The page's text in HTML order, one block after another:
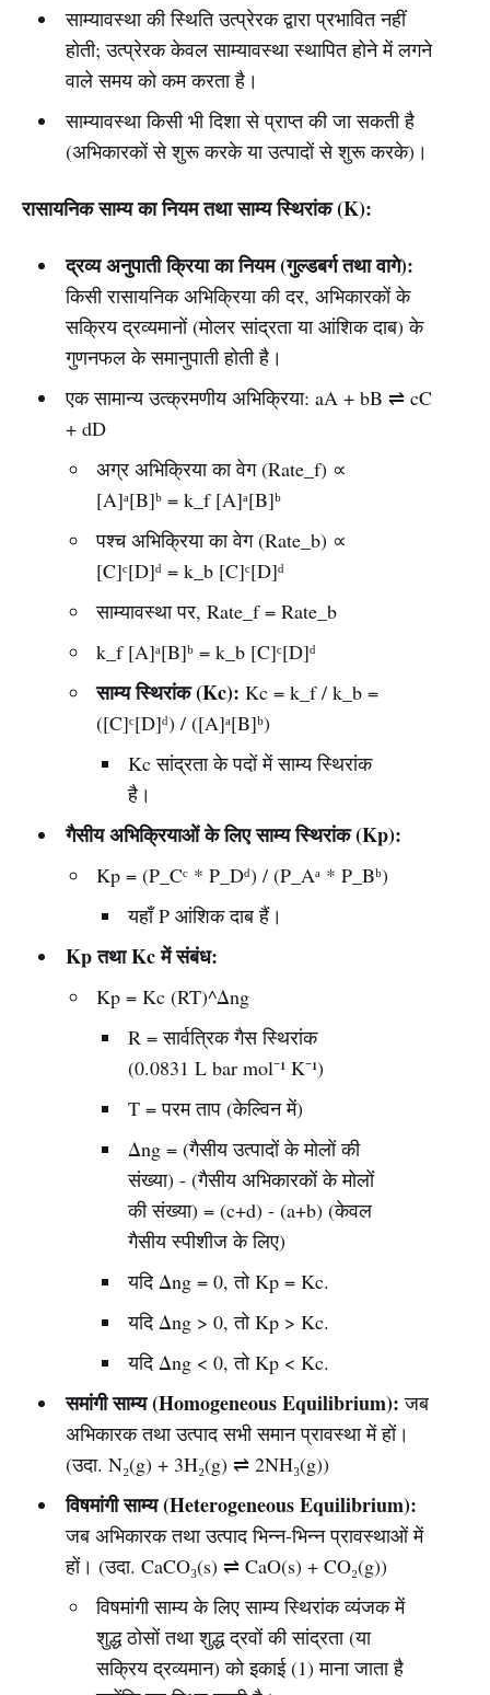
साम्यावस्था की स्थिति उत्प्रेरक द्वारा प्रभावित नहीं
होती; उत्प्रेरक केवल साम्यावस्था स्थापित होने में लगने
वाले समय को कम करता है।
साम्यावस्था किसी भी दिशा से प्राप्त की जा सकती है
(अभिकारकों से शुरू करके या उत्पादों से शुरू करके)।
रासायनिक साम्य का नियम तथा साम्य स्थिरांक (K):
द्रव्य अनुपाती क्रिया का नियम (गुल्डबर्ग तथा वागे):
किसी रासायनिक अभिक्रिया की दर, अभिकारकों के
सक्रिय द्रव्यमानों (मोलर सांद्रता या आंशिक दाब) के
गुणनफल के समानुपाती होती है।
एक सामान्य उत्क्रमणीय अभिक्रिया: aA + bB ⇌ cC
+ dD
अग्र अभिक्रिया का वेग (Rate_f) ∝
[A]ᵃ[B]ᵇ = k_f [A]ᵃ[B]ᵇ
पश्च अभिक्रिया का वेग (Rate_b) ∝
[C]ᶜ[D]ᵈ = k_b [C]ᶜ[D]ᵈ
साम्यावस्था पर, Rate_f = Rate_b
k_f [A]ᵃ[B]ᵇ = k_b [C]ᶜ[D]ᵈ
साम्य स्थिरांक (Kc): Kc = k_f / k_b =
([C]ᶜ[D]ᵈ) / ([A]ᵃ[B]ᵇ)
Kc सांद्रता के पदों में साम्य स्थिरांक
है।
गैसीय अभिक्रियाओं के लिए साम्य स्थिरांक (Kp):
Kp = (P_Cᶜ * P_Dᵈ) / (P_Aᵃ * P_Bᵇ)
यहाँ P आंशिक दाब हैं।
Kp तथा Kc में संबंध:
Kp = Kc (RT)^Δng
R = सार्वत्रिक गैस स्थिरांक
(0.0831 L bar mol⁻¹ K⁻¹)
T = परम ताप (केल्विन में)
Δng = (गैसीय उत्पादों के मोलों की
संख्या) - (गैसीय अभिकारकों के मोलों
की संख्या) = (c+d) - (a+b) (केवल
गैसीय स्पीशीज के लिए)
यदि Δng = 0, तो Kp = Kc.
यदि Δng > 0, तो Kp > Kc.
यदि Δng < 0, तो Kp < Kc.
समांगी साम्य (Homogeneous Equilibrium): जब
अभिकारक तथा उत्पाद सभी समान प्रावस्था में हों।
(उदा. N₂(g) + 3H₂(g) ⇌ 2NH₃(g))
विषमांगी साम्य (Heterogeneous Equilibrium):
जब अभिकारक तथा उत्पाद भिन्न-भिन्न प्रावस्थाओं में
हों। (उदा. CaCO₃(s) ⇌ CaO(s) + CO₂(g))
विषमांगी साम्य के लिए साम्य स्थिरांक व्यंजक में
शुद्ध ठोसों तथा शुद्ध द्रवों की सांद्रता (या
सक्रिय द्रव्यमान) को इकाई (1) माना जाता है